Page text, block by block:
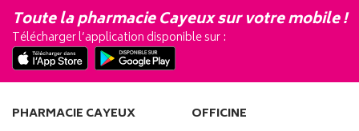
Toute la pharmacie Cayeux sur votre mobile !
Télécharger l’application disponible sur :
PHARMACIE CAYEUX OFFICINE